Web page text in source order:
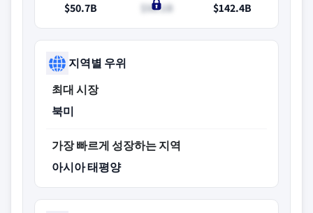
$50.7B
$56.1B
$142.4B
지역별 우위
최대 시장
북미
가장 빠르게 성장하는 지역
아시아 태평양